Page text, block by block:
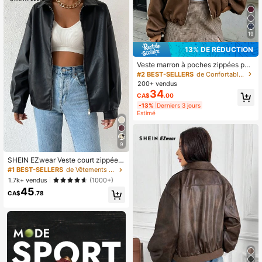
9
SHEIN EZwear Veste court zippée à
épaules tombantes en PU pour l'aut
omne/hiver
#1 BEST-SELLERS
de Vêtements d'extérieur pour femmes
1.7k+ vendus
(1000+)
CA$45.78
19
13% DE RÉDUCTION
Veste marron à poches zippées pou
r femmes - Vêtement d'extérieur dé
contracté et ample avec col à rever
s, convient pour le printemps et l'au
tomne, style sans effort
#2 BEST-SELLERS
de Confortable Vêtements d'extérieur pour femmes
200+ vendus
CA$34.00
-13% Derniers 3 jours
Estimé